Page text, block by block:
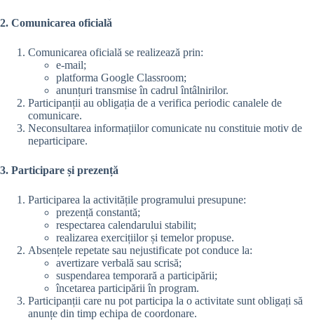
2. Comunicarea oficială
Comunicarea oficială se realizează prin:
e-mail;
platforma Google Classroom;
anunțuri transmise în cadrul întâlnirilor.
Participanții au obligația de a verifica periodic canalele de
comunicare.
Neconsultarea informațiilor comunicate nu constituie motiv de
neparticipare.
3. Participare și prezență
Participarea la activitățile programului presupune:
prezență constantă;
respectarea calendarului stabilit;
realizarea exercițiilor și temelor propuse.
Absențele repetate sau nejustificate pot conduce la:
avertizare verbală sau scrisă;
suspendarea temporară a participării;
încetarea participării în program.
Participanții care nu pot participa la o activitate sunt obligați să
anunțe din timp echipa de coordonare.